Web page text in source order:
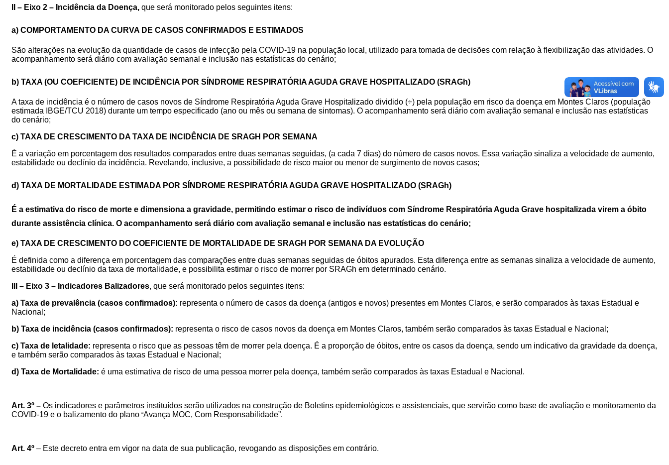
– Eixo 2 – Incidência da Doença, que será monitorado pelos seguintes itens:
a) COMPORTAMENTO DA CURVA DE CASOS CONFIRMADOS E ESTIMADOS
São alterações na evolução da quantidade de casos de infecção pela COVID-19 na população local, utilizado para tomada de decisões com relação à flexibilização das atividades. O
acompanhamento será diário com avaliação semanal e inclusão nas estatísticas do cenário;
b) TAXA (OU COEFICIENTE) DE INCIDÊNCIA POR SÍNDROME RESPIRATÓRIA AGUDA GRAVE HOSPITALIZADO (SRAGh)
A taxa de incidência é o número de casos novos de Síndrome Respiratória Aguda Grave Hospitalizado dividido (÷) pela população em risco da doença em Montes Claros (população
estimada
IBGE/TCU 2018) durante um tempo especificado (ano ou mês ou semana de sintomas). O acompanhamento será diário com avaliação semanal e inclusão nas estatísticas
do cenário;
c) TAXA DE CRESCIMENTO DA TAXA DE INCIDÊNCIA DE SRAGH POR SEMANA
É a variação em porcentagem dos resultados comparados entre duas semanas seguidas, (a cada 7 dias) do número de casos novos. Essa variação sinaliza a velocidade de aumento,
estabilidade ou declínio da incidência. Revelando, inclusive, a possibilidade de risco maior ou menor de surgimento de novos casos;
d) TAXA DE MORTALIDADE ESTIMADA POR SÍNDROME RESPIRATÓRIA AGUDA GRAVE HOSPITALIZADO (SRAGh)
É a estimativa do risco de morte e dimensiona a gravidade, permitindo estimar o risco de indivíduos com Síndrome Respiratória Aguda Grave hospitalizada virem a óbito
durante assistência clínica. O acompanhamento será diário com avaliação semanal e inclusão nas estatísticas do cenário;
e) TAXA DE CRESCIMENTO DO COEFICIENTE DE MORTALIDADE DE SRAGH POR SEMANA DA EVOLUÇÃO
É definida como a diferença em porcentagem das comparações entre duas semanas seguidas de óbitos apurados. Esta diferença entre as semanas sinaliza a velocidade de aumento,
estabilidade ou declínio da taxa de mortalidade, e possibilita estimar o risco de morrer por SRAGh em determinado cenário.
III – Eixo 3 – Indicadores Balizadores, que será monitorado pelos seguintes itens:
a) Taxa de prevalência (casos confirmados): representa o número de casos da doença (antigos e novos) presentes em Montes Claros, e serão comparados às taxas Estadual e
Nacional;
b) Taxa de incidência (casos confirmados): representa o risco de casos novos da doença em Montes Claros, também serão comparados às taxas Estadual e Nacional;
c) Taxa de letalidade: representa o risco que as pessoas têm de morrer pela doença. É a proporção de óbitos, entre os casos da doença, sendo um indicativo da gravidade da doença,
e também serão comparados às taxas Estadual e Nacional;
d) Taxa de Mortalidade: é uma estimativa de risco de uma pessoa morrer pela doença, também serão comparados às taxas Estadual e Nacional.
Art. 3º – Os indicadores e parâmetros instituídos serão utilizados na construção de Boletins epidemiológicos e assistenciais, que servirão como base de avaliação e monitoramento da
COVID-19 e o balizamento do plano “Avança MOC, Com Responsabilidade”.
Art. 4º – Este decreto entra em vigor na data de sua publicação, revogando as disposições em contrário.